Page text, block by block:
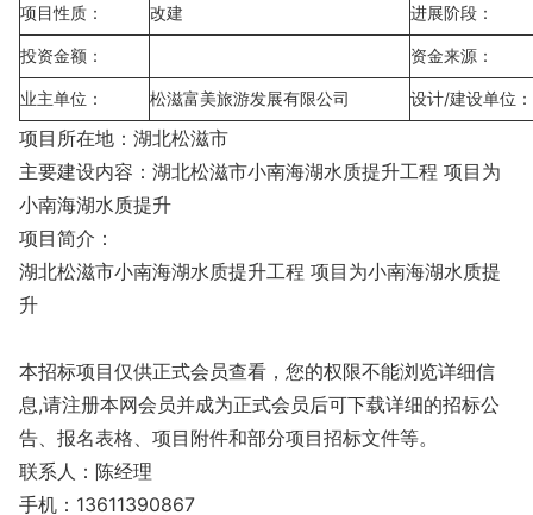
项目性质： 改建 进展阶段：
投资金额： 资金来源：
业主单位： 松滋富美旅游发展有限公司 设计/建设单位：
项目所在地：湖北松滋市
主要建设内容：湖北松滋市小南海湖水质提升工程 项目为
小南海湖水质提升
项目简介：
湖北松滋市小南海湖水质提升工程 项目为小南海湖水质提
升
本招标项目仅供正式会员查看，您的权限不能浏览详细信
息,请注册本网会员并成为正式会员后可下载详细的招标公
告、报名表格、项目附件和部分项目招标文件等。
联系人：陈经理
手机：13611390867